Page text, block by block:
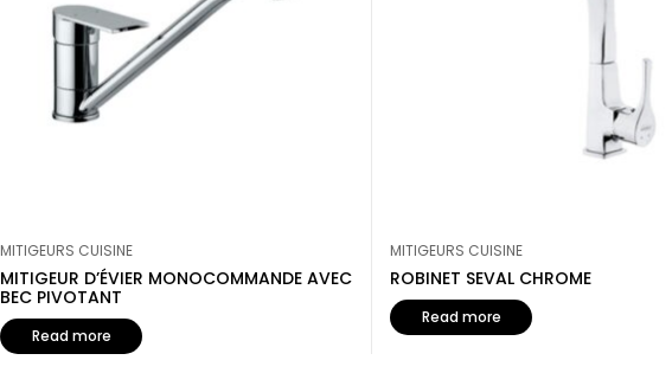
MITIGEURS CUISINE
MITIGEUR D’ÉVIER MONOCOMMANDE AVEC
BEC PIVOTANT
Read more
MITIGEURS CUISINE
ROBINET SEVAL CHROME
Read more